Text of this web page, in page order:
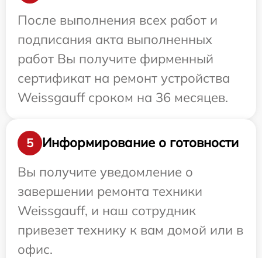
После выполнения всех работ и
подписания акта выполненных
работ Вы получите фирменный
сертификат на ремонт устройства
Weissgauff сроком на 36 месяцев.
5
Информирование о готовности
Вы получите уведомление о
завершении ремонта техники
Weissgauff, и наш сотрудник
привезет технику к вам домой или в
офис.